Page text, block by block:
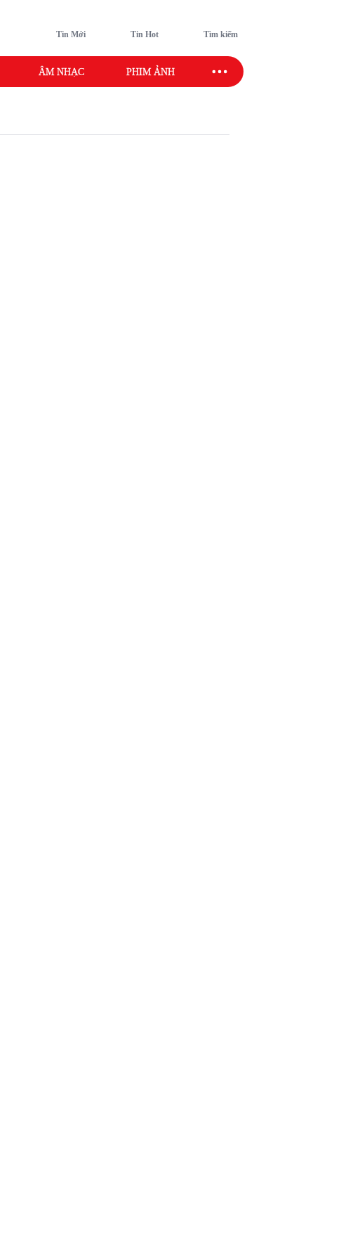
Tin Mới Tin Hot Tìm kiếm
ÂM NHẠC PHIM ẢNH SAO SPORT